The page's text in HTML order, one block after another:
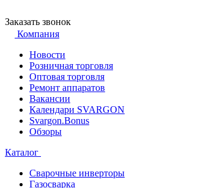
Заказать звонок
Компания
Новости
Розничная торговля
Оптовая торговля
Ремонт аппаратов
Вакансии
Календари SVARGON
Svargon.Bonus
Обзоры
Каталог
Сварочные инверторы
Газосварка